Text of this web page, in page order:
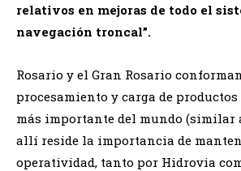
relativos en mejoras de todo el
navegación troncal”.
Rosario y el Gran Rosario
procesamiento y carga de
más importante del mundo (similar
allí reside la importancia de
operatividad, tanto por Hidrovia